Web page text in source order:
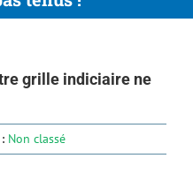
grille indiciaire ne
Non classé